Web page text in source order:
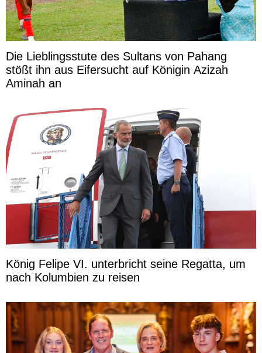
Die Lieblingsstute des Sultans von Pahang
stößt ihn aus Eifersucht auf Königin Azizah
Aminah an
König Felipe VI. unterbricht seine Regatta, um
nach Kolumbien zu reisen